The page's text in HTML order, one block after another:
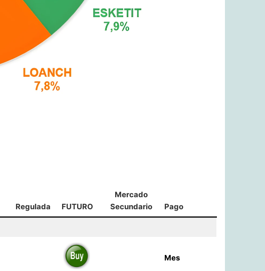
Regulada FUTURO
Mercado
Secundario
Pago
Mes